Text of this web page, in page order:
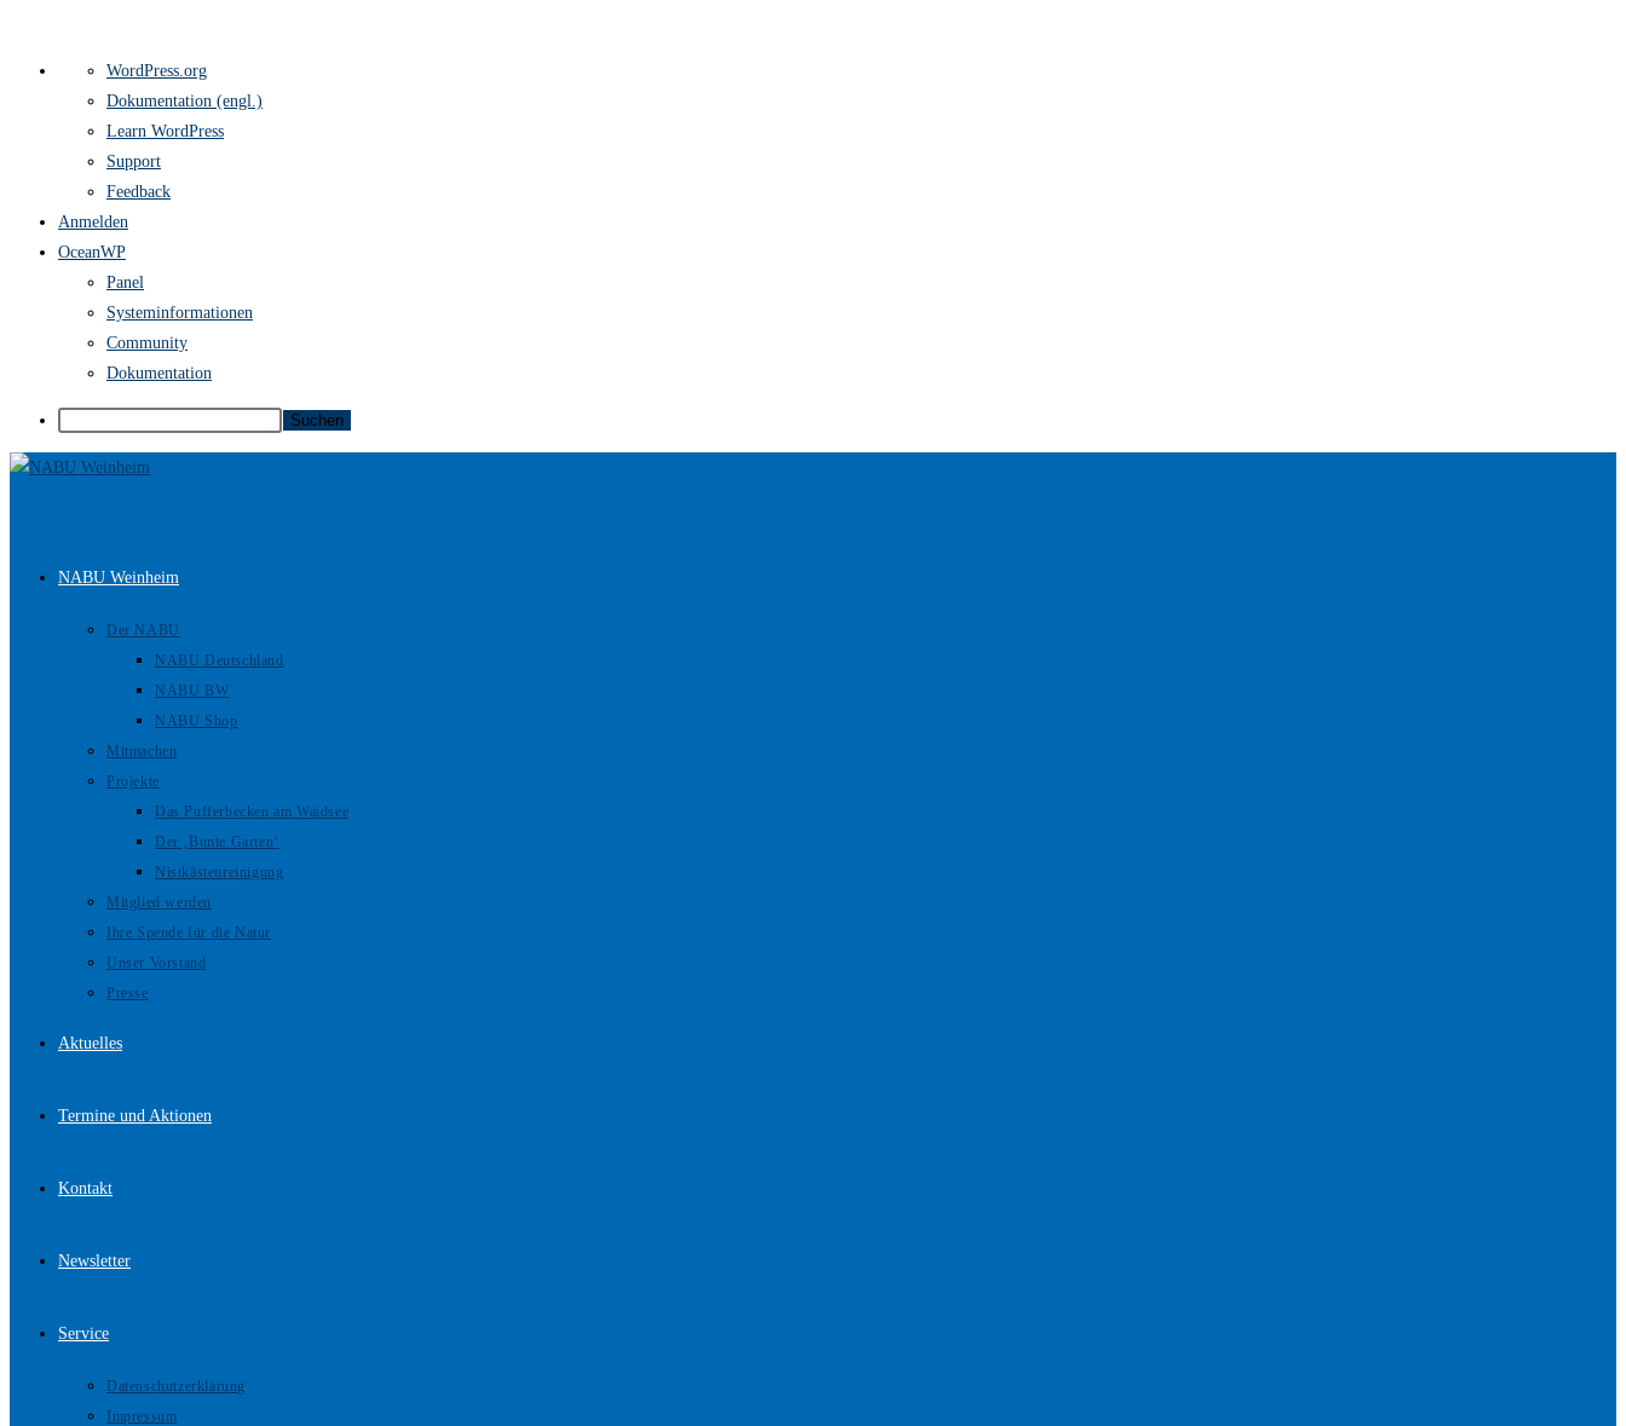
Über
WordPress
WordPress.org
Dokumentation (engl.)
Learn WordPress
Support
Feedback
Anmelden
OceanWP
Panel
Systeminformationen
Community
Dokumentation
Suchen
Zum
NABU Weinheim
Der NABU
NABU Deutschland
NABU BW
NABU Shop
Mitmachen
Projekte
Das Pufferbecken am Waidsee
Der ‚Bunte Garten‘
Nistkästenreinigung
Mitglied werden
Ihre Spende für die Natur
Unser Vorstand
Presse
Aktuelles
Termine und Aktionen
Kontakt
Newsletter
Service
Datenschutzerklärung
Impressum